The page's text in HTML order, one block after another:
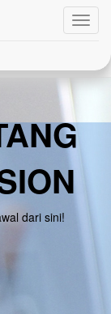
dari sini!